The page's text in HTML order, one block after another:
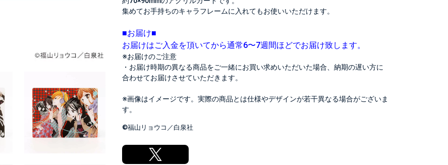
集めてお手持ちのキャラフレームに入れてもお使いいただけます。
■お届け■
お届けはご入金を頂いてから通常6〜7週間ほどでお届け致します。
※お届けのご注意
・お届け時期の異なる商品をご一緒にお買い求めいただいた場合、納期の遅い方に
合わせてお届けさせていただきます。
※画像はイメージです。実際の商品とは仕様やデザインが若干異なる場合がございま
す。
©福山リョウコ／白泉社